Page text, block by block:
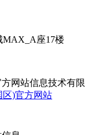
MAX_A座17楼
方网站信息技术有限
区)官方网站